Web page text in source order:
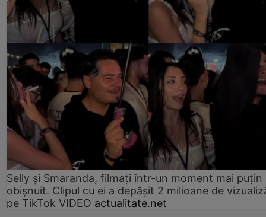
Selly și Smaranda, filmați într-un moment mai puțin
obișnuit. Clipul cu ei a depășit 2 milioane de
pe TikTok VIDEO actualitate.net